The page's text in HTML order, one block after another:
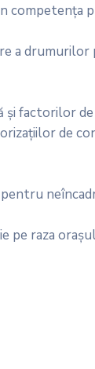
competența
a drumurilor
factorilor de
de
raza